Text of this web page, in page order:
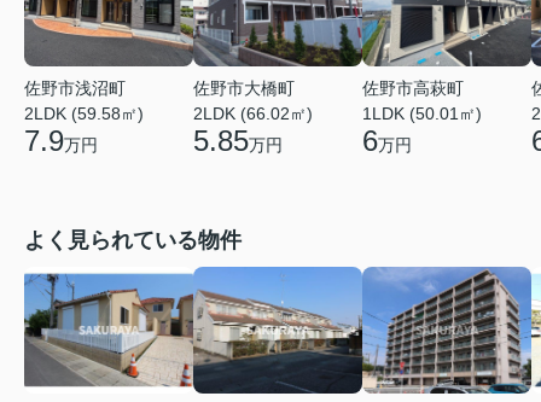
佐野市浅沼町
2LDK (59.58㎡)
7.9万円
佐野市大橋町
2LDK (66.02㎡)
5.85万円
佐野市高萩町
1LDK (50.01㎡)
6万円
よく見られている物件